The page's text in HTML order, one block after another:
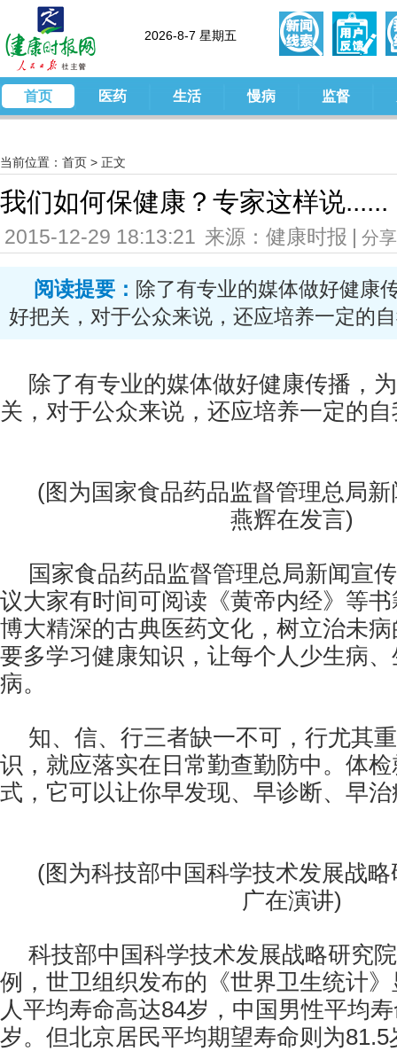
2026-8-7 星期五
首页 医药 生活 慢病 监督
当前位置： 首页 > 正文
我们如何保健康？专家这样说......
2015-12-29 18:13:21 来源：健康时报 | 分享
阅读提要： 除了有专业的媒体做好健康
好把关，对于公众来说，还应培养一定的
除了有专业的媒体做好健康传播，
关，对于公众来说，还应培养一定的
(图为国家食品药品监督管理总局
燕辉在发言)
国家食品药品监督管理总局新闻宣
议大家有时间可阅读《黄帝内经》等
博大精深的古典医药文化，树立治未
要多学习健康知识，让每个人少生病
病。
知、信、行三者缺一不可，行尤其
识，就应落实在日常勤查勤防中。体
式，它可以让你早发现、早诊断、早
(图为科技部中国科学技术发展战
广在演讲)
科技部中国科学技术发展战略研究
例，世卫组织发布的《世界卫生统计
人平均寿命高达84岁，中国男性平均
岁。但北京居民平均期望寿命则为81.5